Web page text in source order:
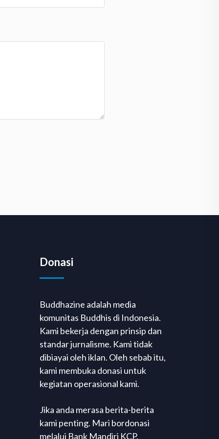
Donasi
Buddhazine adalah media
komunitas Buddhis di Indonesia.
Kami bekerja dengan prinsip dan
standar jurnalisme. Kami tidak
dibiayai oleh iklan. Oleh sebab itu,
kami membuka donasi untuk
kegiatan operasional kami.
Jika anda merasa berita-berita
kami penting. Mari bordonasi
melalui Bank Mandiri KCP.